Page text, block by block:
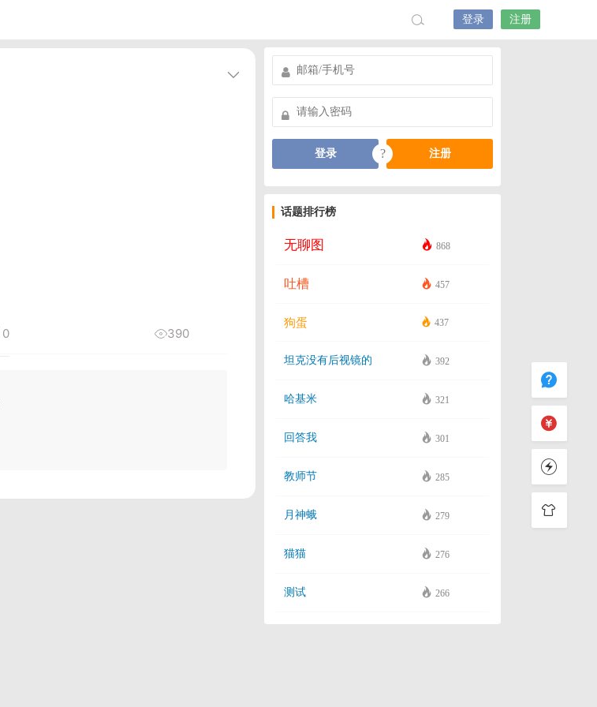
登录 注册
0 390
登录 ? 注册
话题排行榜
无聊图 868
吐槽 457
狗蛋 437
坦克没有后视镜的 392
哈基米 321
回答我 301
教师节 285
月神蛾 279
猫猫 276
测试 266